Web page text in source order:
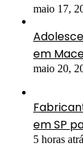
maio 17,
em
maio 20,
em SP
5 horas